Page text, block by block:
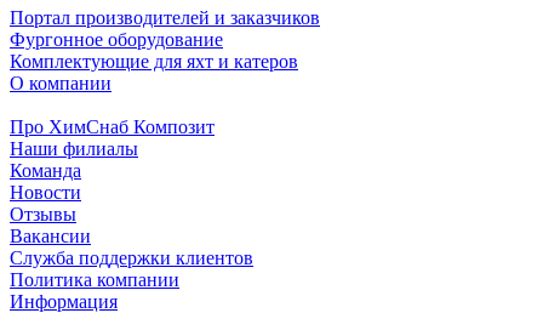
Портал производителей и заказчиков
Фургонное оборудование
Комплектующие для яхт и катеров
О компании
Про ХимСнаб Композит
Наши филиалы
Команда
Новости
Отзывы
Вакансии
Служба поддержки клиентов
Политика компании
Информация